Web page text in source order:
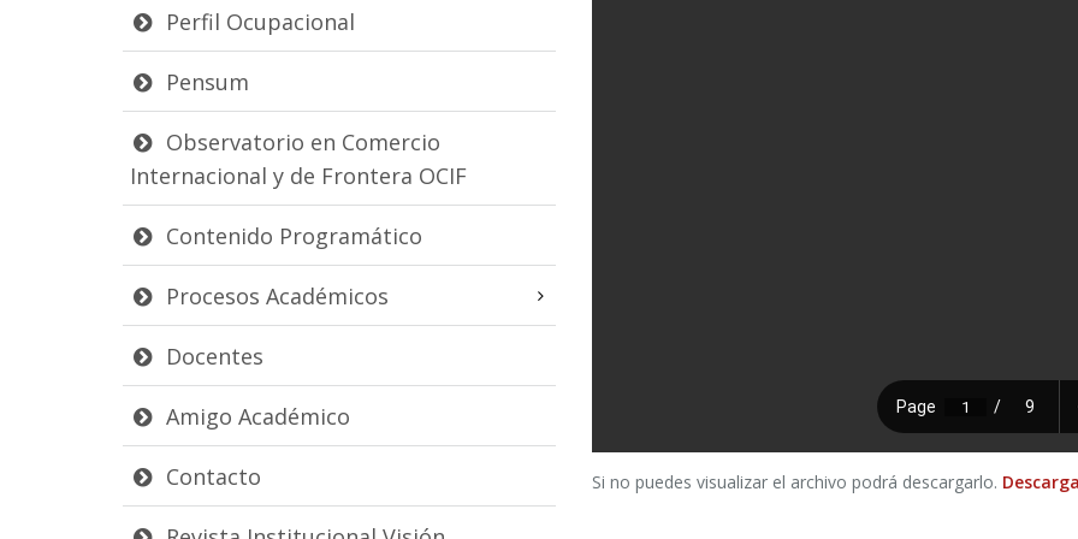
Perfil Ocupacional
Pensum
Observatorio en Comercio
Internacional y de Frontera OCIF
Contenido Programático
Procesos Académicos
Docentes
Amigo Académico
Contacto Si no puedes visualizar el archivo podrá descargarlo.